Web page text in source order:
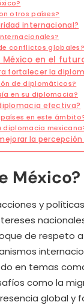
otros países?
internacional?
conflictos globales?
en el
fortalecer la
de diplomáticos?
en su diplomacia?
efectiva?
en este
diplomacia
la
México?
y
de respeto
en temas
como la
global y